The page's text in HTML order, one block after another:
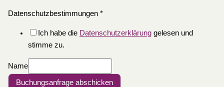
Datenschutzbestimmungen *
Ich habe die Datenschutzerklärunggelesen und
stimme zu.
Name
Buchungsanfrage abschicken